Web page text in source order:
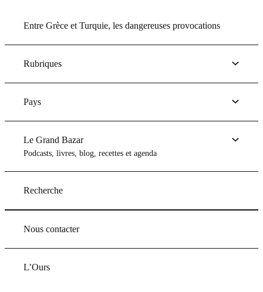
Entre Grèce et Turquie, les dangereuses provocations
Rubriques
Pays
Le Grand Bazar
Podcasts, livres, blog, recettes et agenda
Recherche
Nous contacter
L’Ours